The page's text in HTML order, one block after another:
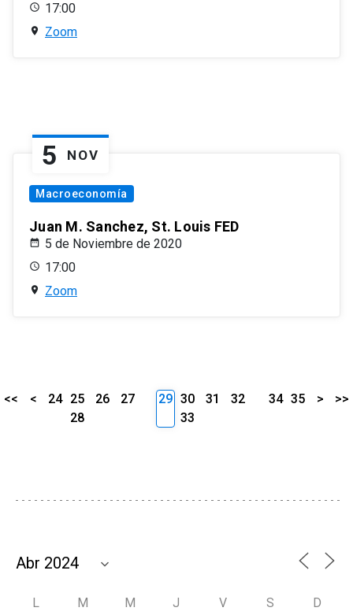
17:00
Zoom
5 NOV
Macroeconomía
Juan M. Sanchez, St. Louis FED
5 de Noviembre de 2020
17:00
Zoom
<< < 24 25 26
27
28
29 30 31
32
33
34 35 > >>
L M M J V S D